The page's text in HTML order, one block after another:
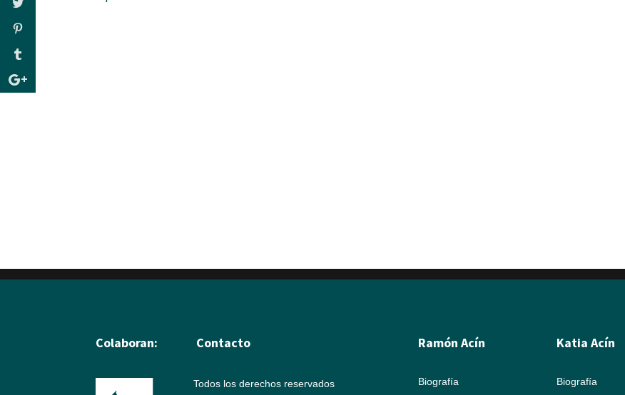
Colaboran: Contacto
Todos los derechos reservados
Ramón Acín
Biografía
Katia Acín
Biografía